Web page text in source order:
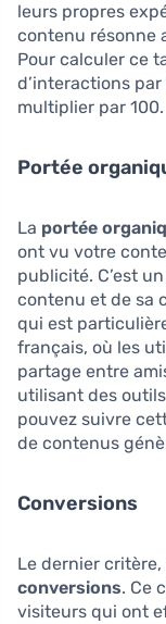
leurs propres
contenu résonne
Pour calculer ce
d’interactions
multiplier par 100.
Portée
La portée
ont vu votre
publicité. C’est
contenu et de sa
qui est
français, où les
partage entre
utilisant des
pouvez suivre
de contenus
Conversions
Le dernier
conversions. Ce
visiteurs qui ont